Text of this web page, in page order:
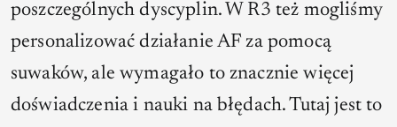
poszczególnych dyscyplin. W R3 też mogliśmy
personalizować działanie AF za pomocą
suwaków, ale wymagało to znacznie więcej
doświadczenia i nauki na błędach. Tutaj jest to